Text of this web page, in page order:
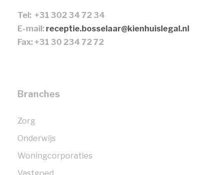
Tel: +31 302 34 72 34
E-mail: receptie.bosselaar@kienhuislegal.nl
Fax: +31 30 234 72 72
Branches
Zorg
Onderwijs
Woningcorporaties